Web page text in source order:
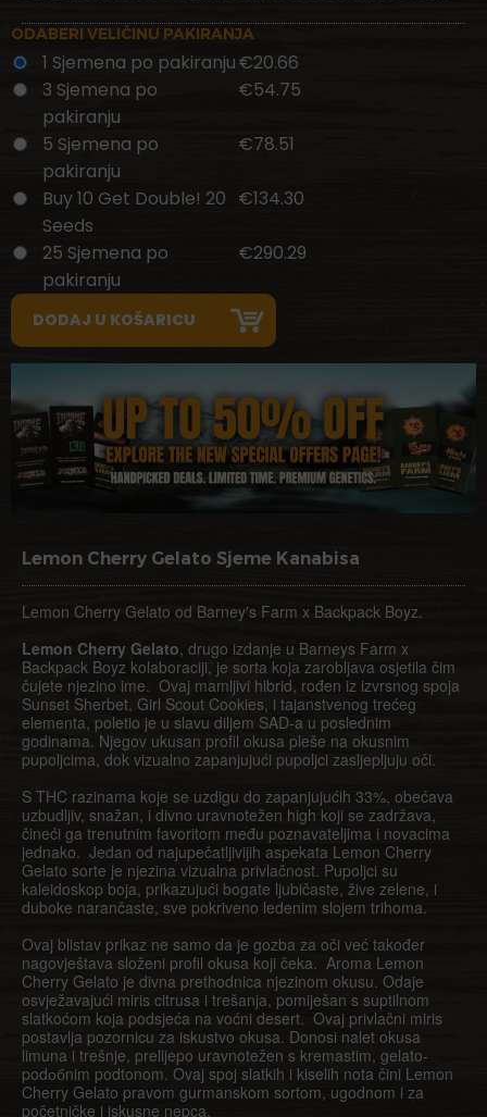
ODABERI VELIČINU PAKIRANJA
1 Sjemena po pakiranju€20.66
3 Sjemena po
pakiranju
€54.75
5 Sjemena po
pakiranju
€78.51
Buy 10 Get Double! 20
Seeds
€134.30
25 Sjemena po
pakiranju
€290.29
Lemon Cherry Gelato Sjeme Kanabisa
Lemon Cherry Gelato od Barney's Farm x Backpack Boyz.
Lemon Cherry Gelato, drugo izdanje u Barneys Farm x
Backpack Boyz kolaboraciji, je sorta koja zarobljava osjetila čim
čujete njezino ime. Ovaj mamljivi hibrid, rođen iz izvrsnog spoja
Sunset Sherbet, Girl Scout Cookies, i tajanstvenog trećeg
elementa, poletio je u slavu diljem SAD-a u poslednim
godinama. Njegov ukusan profil okusa pleše na okusnim
pupoljcima, dok vizualno zapanjujući pupoljci zasljepljuju oči.
S THC razinama koje se uzdigu do zapanjujućih 33%, obećava
uzbudljiv, snažan, i divno uravnotežen high koji se zadržava,
čineći ga trenutnim favoritom među poznavateljima i novacima
jednako. Jedan od najupečatljivijih aspekata Lemon Cherry
Gelato sorte je njezina vizualna privlačnost. Pupoljci su
kaleidoskop boja, prikazujući bogate ljubičaste, žive zelene, i
duboke narančaste, sve pokriveno ledenim slojem trihoma.
Ovaj blistav prikaz ne samo da je gozba za oči već također
nagovještava složeni profil okusa koji čeka. Aroma Lemon
Cherry Gelato je divna prethodnica njezinom okusu. Odaje
osvježavajući miris citrusa i trešanja, pomiješan s suptilnom
slatkoćom koja podsjeća na voćni desert. Ovaj privlačni miris
postavlja pozornicu za iskustvo okusa. Donosi nalet okusa
limuna i trešnje, prelijepo uravnotežen s kremastim, gelato-
podобnim podtonom. Ovaj spoj slatkih i kiselih nota čini Lemon
Cherry Gelato pravom gurmanskom sortom, ugodnom i za
početničke i iskusne nepca.